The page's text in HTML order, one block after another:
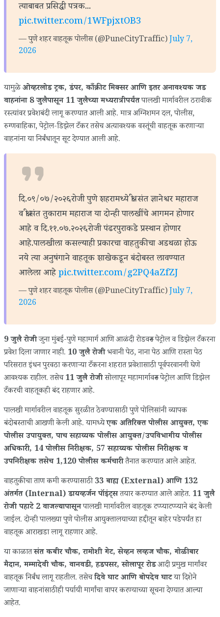
त्याबाबत प्रसिद्धी पत्रक...
pic.twitter.com/1WFpjxtOB3
— पुणे शहर वाहतूक पोलीस (@PuneCityTraffic)July 7,
2026
यामुळेओव्हरलोड ट्रक, डंपर, काँक्रीट मिक्सर आणि इतर अनावश्यक जड
वाहनांना 8 जुलैपासून 11 जुलैच्या मध्यरात्रीपर्यंतपालखी मार्गावरील ठरावीक
रस्त्यांवर प्रवेशबंदी लागू करण्यात आली आहे. मात्र अग्निशमन दल, पोलीस,
रुग्णवाहिका, पेट्रोल-डिझेल टँकर तसेच अत्यावश्यक वस्तूंची वाहतूक करणाऱ्या
वाहनांना या निर्बंधातून सूट देण्यात आली आहे.
दि.०९/०७/२०२६रोजी पुणे शहरामध्ये श्री. संत ज्ञानेश्वर महाराज
व श्री.संत तुकाराम महाराज या दोन्ही पालखींचे आगमन होणार
आहे व दि.११.०७.२०२६रोजी पंढरपुराकडे प्रस्थान होणार
आहे.पालखीला कसल्याही प्रकारचा वाहतुकीचा अडथळा होऊ
नये त्या अनुषंगाने वाहतूक शाखेकडून बंदोबस्त लावण्यात
आलेला आहेpic.twitter.com/g2PQ4aZfZJ
— पुणे शहर वाहतूक पोलीस (@PuneCityTraffic)July 7,
2026
9 जुलै रोजीजुना मुंबई-पुणे महामार्ग आणि आळंदी रोडवरून पेट्रोल व डिझेल टँकरना
प्रवेश दिला जाणार नाही. 10 जुलै रोजीभवानी पेठ, नाना पेठ आणि रास्ता पेठ
परिसरात इंधन पुरवठा करणाऱ्या टँकरना शहरात प्रवेशासाठी पूर्वपरवानगी घेणे
आवश्यक राहील. तसेच11 जुलै रोजीसोलापूर महामार्गावरून पेट्रोल आणि डिझेल
टँकरची वाहतूकही बंद राहणार आहे.
पालखी मार्गावरील वाहतूक सुरळीत ठेवण्यासाठी पुणे पोलिसांनी व्यापक
बंदोबस्ताची आखणी केली आहे. यामध्येएक अतिरिक्त पोलीस आयुक्त, एक
पोलीस उपायुक्त, पाच सहाय्यक पोलीस आयुक्त/उपविभागीय पोलीस
अधिकारी, 14 पोलीस निरीक्षक, 57 सहाय्यक पोलीस निरीक्षक व
उपनिरीक्षक तसेच 1,120 पोलीस कर्मचारीतैनात करण्यात आले आहेत.
वाहतुकीचा ताण कमी करण्यासाठी33 बाह्य (External) आणि 132
अंतर्गत (Internal) डायव्हर्जन पॉइंट्सतयार करण्यात आले आहेत. 11 जुलै
रोजी पहाटे 2 वाजल्यापासूनपालखी मार्गावरील वाहतूक टप्प्याटप्प्याने बंद केली
जाईल. दोन्ही पालख्या पुणे पोलीस आयुक्तालयाच्या हद्दीतून बाहेर पडेपर्यंत हा
वाहतूक आराखडा लागू राहणार आहे.
या काळातसंत कबीर चौक, रामोशी गेट, सेव्हन लव्हज चौक, गोळीबार
मैदान, मम्मादेवी चौक, वानवडी, हडपसर, सोलापूर रोडआदी प्रमुख मार्गांवर
वाहतूक निर्बंध लागू राहतील. तसेचदिवे घाट आणि बोपदेव घाटया दिशेने
जाणाऱ्या वाहनांसाठीही पर्यायी मार्गांचा वापर करण्याच्या सूचना देण्यात आल्या
आहेत.